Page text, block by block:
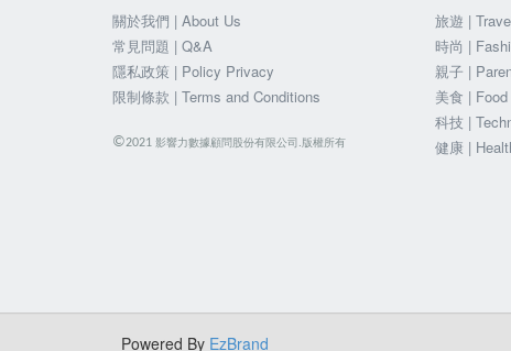
關於我們 | About Us
常見問題 | Q&A
隱私政策 | Policy Privacy
限制條款 | Terms and Conditions
©2021 影響力數據顧問股份有限公司.版權所有
旅遊 |
時尚 |
親子 |
美食 | Food
科技 |
健康 |
Powered By EzBrand